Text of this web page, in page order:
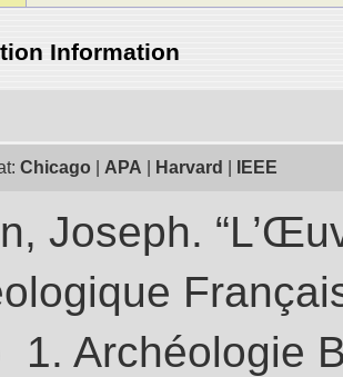
Information
Chicago APA Harvard IEEE
Joseph.
1. Archéologie